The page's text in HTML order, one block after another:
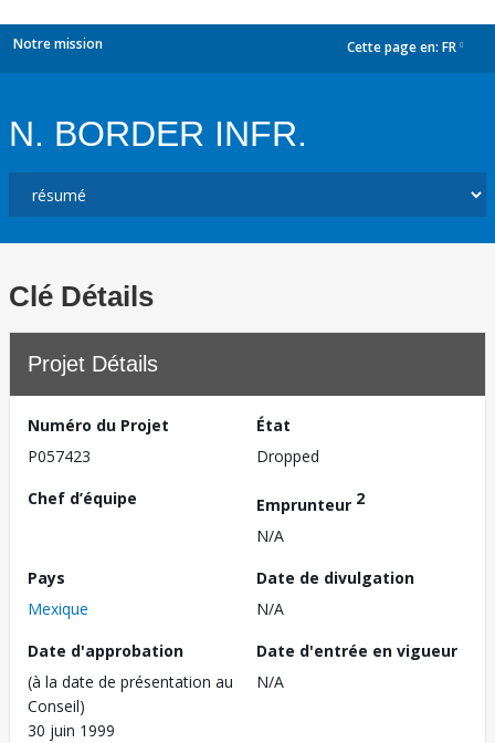
Notre mission Cette page en: FR
N. BORDER INFR.
Clé Détails
Projet Détails
Numéro du Projet
P057423
État
Dropped
Chef d’équipe
Emprunteur 2
N/A
Pays
Mexique
Date de divulgation
N/A
Date d'approbation
(à la date de présentation au
Conseil)
30 juin 1999
Date d'entrée en vigueur
N/A